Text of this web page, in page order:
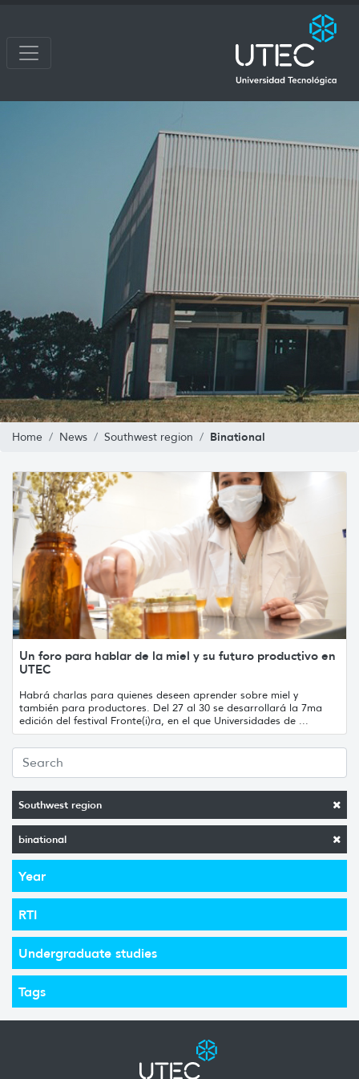
Home News Southwest region Binational
Southwest region
binational
Year
RTI
Undergraduate studies
Tags
Un foro para hablar de la miel y su futuro productivo en
UTEC
Habrá charlas para quienes deseen aprender sobre miel y
también para productores. Del 27 al 30 se desarrollará la 7ma
edición del festival Fronte(i)ra, en el que Universidades de ...